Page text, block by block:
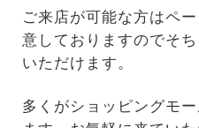
ご来店が可能な方はペ
意しておりますのでそ
いただけます。
多くがショッピングモ